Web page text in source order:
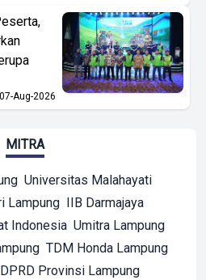
07-Aug-2026
MITRA
Universitas Malahayati
Lampung
IIB Darmajaya
Indonesia Umitra Lampung
TDM Honda Lampung
DPRD Provinsi Lampung